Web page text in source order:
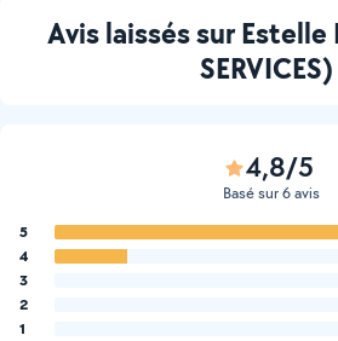
Avis laissés sur
SERVICES)
4,8/5
Basé sur 6 avis
5
4
3
2
1